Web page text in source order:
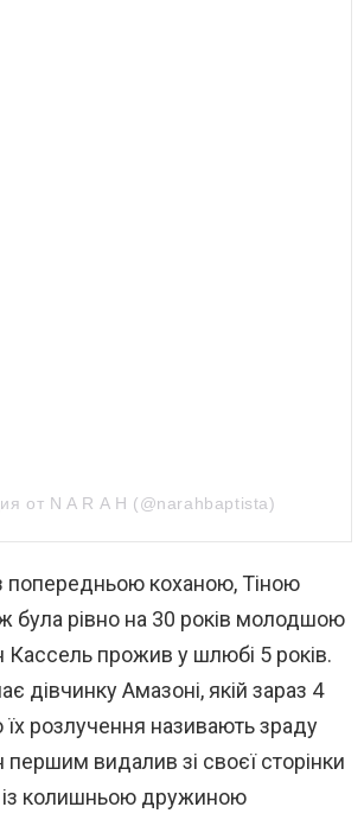
от N A R A H (@narahbaptista)
попередньою коханою, Тіною
була рівно на 30 років молодшою
Кассель прожив у шлюбі 5 років.
дівчинку Амазоні, якій зараз 4
розлучення називають зраду
першим видалив зі своєї сторінки
із колишньою дружиною